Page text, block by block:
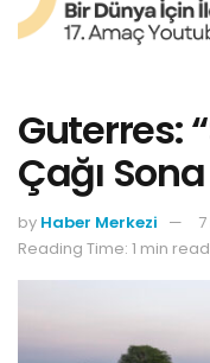
Guterres:
Çağı
by Haber Merkezi
Reading Time: 1 min read